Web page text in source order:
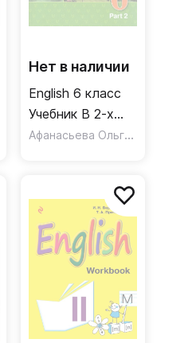
,Афанасьева Ольга
Нет в наличии
English 6 класс
Учебник В 2-х
частях
Афанасьева Ольга Васильевна